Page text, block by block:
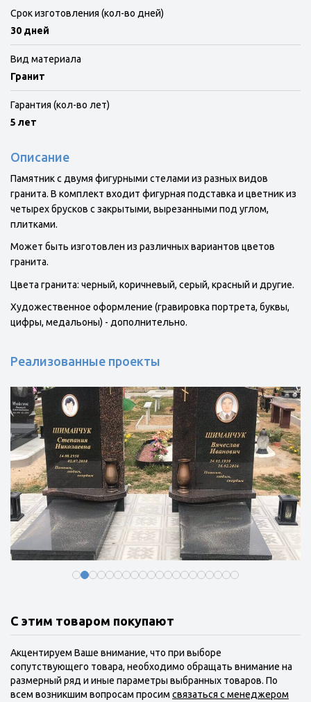
Срок изготовления (кол-во дней)
30 дней
Вид материала
Гранит
Гарантия (кол-во лет)
5 лет
Описание
Памятник с двумя фигурными стелами из разных видов
гранита. В комплект входит фигурная подставка и цветник из
четырех брусков с закрытыми, вырезанными под углом,
плитками.
Может быть изготовлен из различных вариантов цветов
гранита.
Цвета гранита: черный, коричневый, серый, красный и другие.
Художественное оформление (гравировка портрета, буквы,
цифры, медальоны) - дополнительно.
Реализованные проекты
С этим товаром покупают
Акцентируем Ваше внимание, что при выборе
сопутствующего товара, необходимо обращать внимание на
размерный ряд и иные параметры выбранных товаров. По
всем возникшим вопросам просим связаться с менеджером